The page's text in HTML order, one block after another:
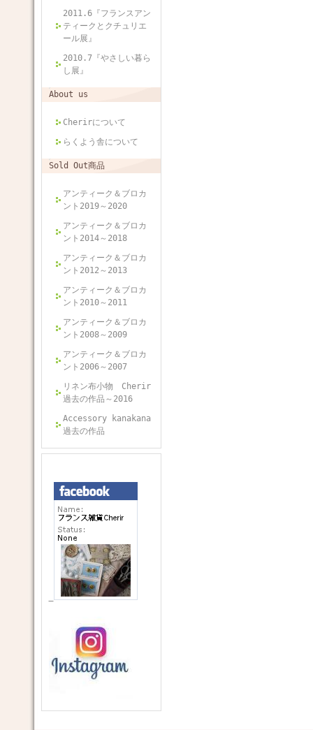
2011.6『フランスアン
ティークとクチュリエ
ール展』
2010.7『やさしい暮ら
し展』
About us
Cherirについて
らくよう舎について
Sold Out商品
アンティーク＆ブロカ
ント2019～2020
アンティーク＆ブロカ
ント2014～2018
アンティーク＆ブロカ
ント2012～2013
アンティーク＆ブロカ
ント2010～2011
アンティーク＆ブロカ
ント2008～2009
アンティーク＆ブロカ
ント2006～2007
リネン布小物 Cherir
過去の作品～2016
Accessory kanakana
過去の作品